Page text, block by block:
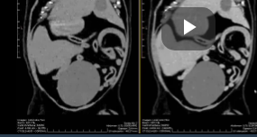
Play
Video